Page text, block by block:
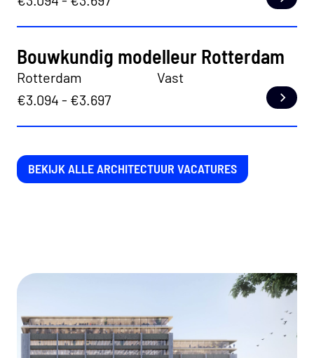
Bouwkundig modelleur Rotterdam
Rotterdam
Vast
€3.094 - €3.697
BEKIJK ALLE ARCHITECTUUR VACATURES